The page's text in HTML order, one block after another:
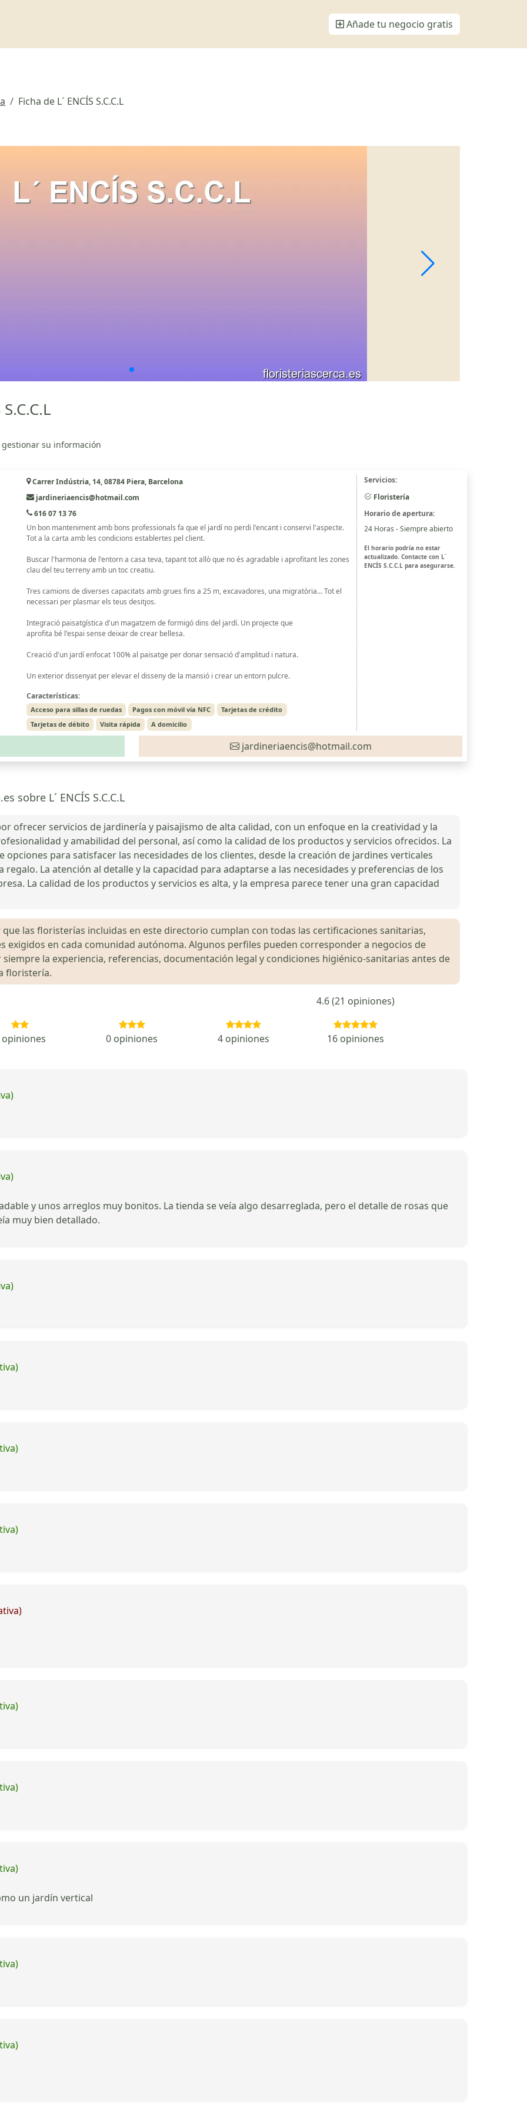
Añade tu negocio gratis
Ficha de L´ ENCÍS S.C.C.L
gestionar su información
Carrer Indústria, 14, 08784 Piera, Barcelona
jardineriaencis@hotmail.com
616 07 13 76
Un bon manteniment amb bons professionals fa que el jardí no perdi l'encant i conservi l'aspecte.
Tot a la carta amb les condicions establertes pel client.
Buscar l'harmonia de l'entorn a casa teva, tapant tot allò que no és agradable i aprofitant les zones
clau del teu terreny amb un toc creatiu.
Tres camions de diverses capacitats amb grues fins a 25 m, excavadores, una migratòria... Tot el
necessari per plasmar els teus desitjos.
Integració paisatgística d'un magatzem de formigó dins del jardí. Un projecte que
aprofita bé l'espai sense deixar de crear bellesa.
Creació d'un jardí enfocat 100% al paisatge per donar sensació d'amplitud i natura.
Un exterior dissenyat per elevar el disseny de la mansió i crear un entorn pulcre.
Características:
Acceso para sillas de ruedas Pagos con móvil vía NFC
Tarjetas de crédito
Tarjetas de débito
Visita rápida A domicilio
Servicios:
Floristería
Horario de apertura:
24 Horas - Siempre abierto
El horario podría no estar
actualizado. Contacte con L´
ENCÍS S.C.C.L para asegurarse.
jardineriaencis@hotmail.com
sobre L´ ENCÍS S.C.C.L
por ofrecer servicios de jardinería y paisajismo de alta calidad, con un enfoque en la creatividad y la
y amabilidad del personal, así como la calidad de los productos y servicios ofrecidos. La
para satisfacer las necesidades de los clientes, desde la creación de jardines verticales
La atención al detalle y la capacidad para adaptarse a las necesidades y preferencias de los
La calidad de los productos y servicios es alta, y la empresa parece tener una gran capacidad
las floristerías incluidas en este directorio cumplan con todas las certificaciones sanitarias,
exigidos en cada comunidad autónoma. Algunos perfiles pueden corresponder a negocios de
la experiencia, referencias, documentación legal y condiciones higiénico-sanitarias antes de
floristería.
4.6 (21 opiniones)
opiniones 0 opiniones 4 opiniones 16 opiniones
y unos arreglos muy bonitos. La tienda se veía algo desarreglada, pero el detalle de rosas que
muy bien detallado.
un jardín vertical